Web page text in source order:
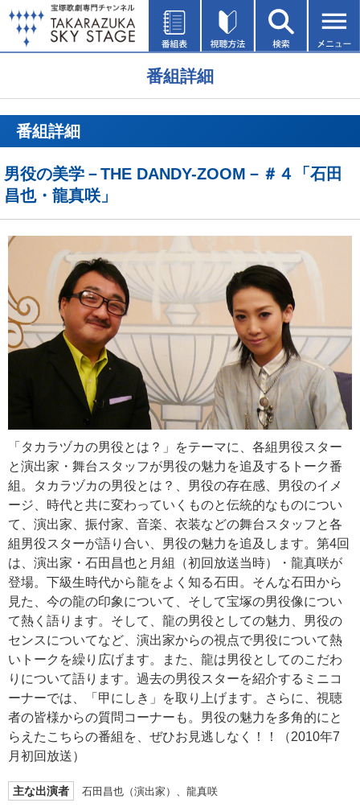
番組詳細
番組詳細
男役の美学－THE DANDY-ZOOM－＃４「石田
昌也・龍真咲」
「タカラヅカの男役とは？」をテーマに、各組男役スター
と演出家・舞台スタッフが男役の魅力を追及するトーク番
組。タカラヅカの男役とは？、男役の存在感、男役のイメ
ージ、時代と共に変わっていくものと伝統的なものについ
て、演出家、振付家、音楽、衣装などの舞台スタッフと各
組男役スターが語り合い、男役の魅力を追及します。第4回
は、演出家・石田昌也と月組（初回放送当時）・龍真咲が
登場。下級生時代から龍をよく知る石田。そんな石田から
見た、今の龍の印象について、そして宝塚の男役像につい
て熱く語ります。そして、龍の男役としての魅力、男役の
センスについてなど、演出家からの視点で男役について熱
いトークを繰り広げます。また、龍は男役としてのこだわ
りについて語ります。過去の男役スターを紹介するミニコ
ーナーでは、「甲にしき」を取り上げます。さらに、視聴
者の皆様からの質問コーナーも。男役の魅力を多角的にと
らえたこちらの番組を、ぜひお見逃しなく！！（2010年7
月初回放送）
主な出演者 石田昌也（演出家）、龍真咲